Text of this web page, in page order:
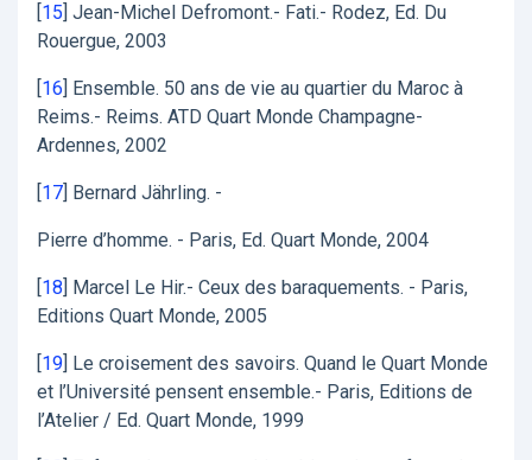
15 Jean-Michel Defromont.- Fati.- Rodez, Ed. Du
Rouergue, 2003
16
Ensemble. 50 ans de vie au quartier du Maroc à
Reims.- Reims. ATD Quart Monde Champagne-
Ardennes, 2002
17 Bernard Jährling. -
Pierre d’homme. - Paris, Ed. Quart Monde, 2004
18
Marcel Le Hir.- Ceux des baraquements. - Paris,
Editions Quart Monde, 2005
19 Le croisement des savoirs. Quand le Quart Monde
et l’Université pensent ensemble.- Paris, Editions de
l’Atelier / Ed. Quart Monde, 1999